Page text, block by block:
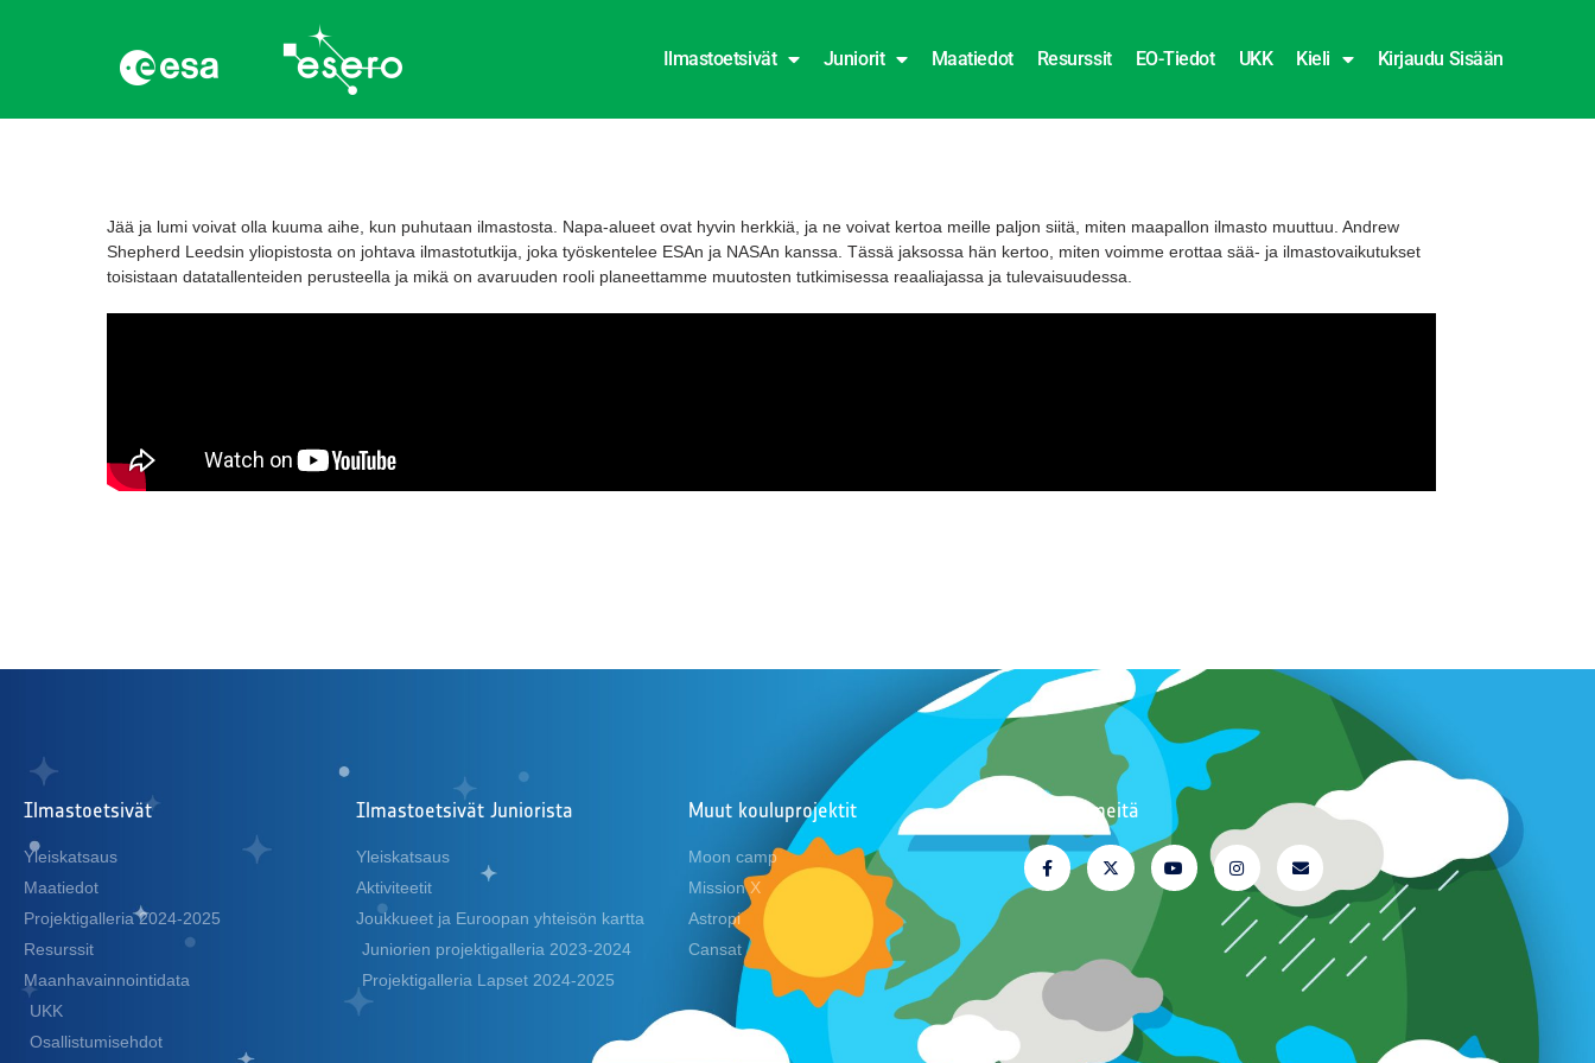
Ilmastoetsivät Juniorit Maatiedot Resurssit EO-Tiedot UKK Kieli Kirjaudu Sisään
Jää ja lumi voivat olla kuuma aihe, kun puhutaan ilmastosta. Napa-alueet ovat hyvin herkkiä, ja ne voivat kertoa meille paljon siitä, miten maapallon ilmasto muuttuu. Andrew
Shepherd Leedsin yliopistosta on johtava ilmastotutkija, joka työskentelee ESAn ja NASAn kanssa. Tässä jaksossa hän kertoo, miten voimme erottaa sää- ja ilmastovaikutukset
toisistaan datatallenteiden perusteella ja mikä on avaruuden rooli planeettamme muutosten tutkimisessa reaaliajassa ja tulevaisuudessa.
Ilmastoetsivät
Yleiskatsaus
Maatiedot
Projektigalleria 2024-2025
Resurssit
Maanhavainnointidata
UKK
Osallistumisehdot
Ilmastoetsivät Juniorista
Yleiskatsaus
Aktiviteetit
Joukkueet ja Euroopan yhteisön kartta
Juniorien projektigalleria 2023-2024
Projektigalleria Lapset 2024-2025
Muut kouluprojektit
Moon camp
Mission X
Astropi
Cansat
Seuraa meitä